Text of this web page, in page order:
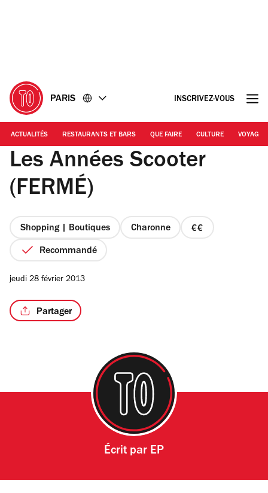
PARIS INSCRIVEZ-VOUS
ACTUALITÉS RESTAURANTS ET BARS QUE FAIRE CULTURE VOYAGE
Les Années Scooter
(FERMÉ)
Shopping | Boutiques Charonne
prix
Recommandé
jeudi 28 février 2013
Partager
Écrit par EP